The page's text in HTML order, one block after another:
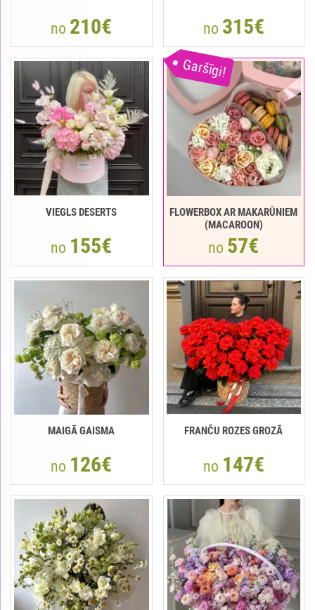
no 210€ no 315€
VIEGLS DESERTS
no 155€
Garšīgi!
FLOWERBOX AR MAKARŪNIEM
(MACAROON)
no 57€
MAIGĀ GAISMA
no 126€
FRANČU ROZES GROZĀ
no 147€